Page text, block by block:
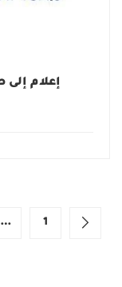
إعلام
1
…